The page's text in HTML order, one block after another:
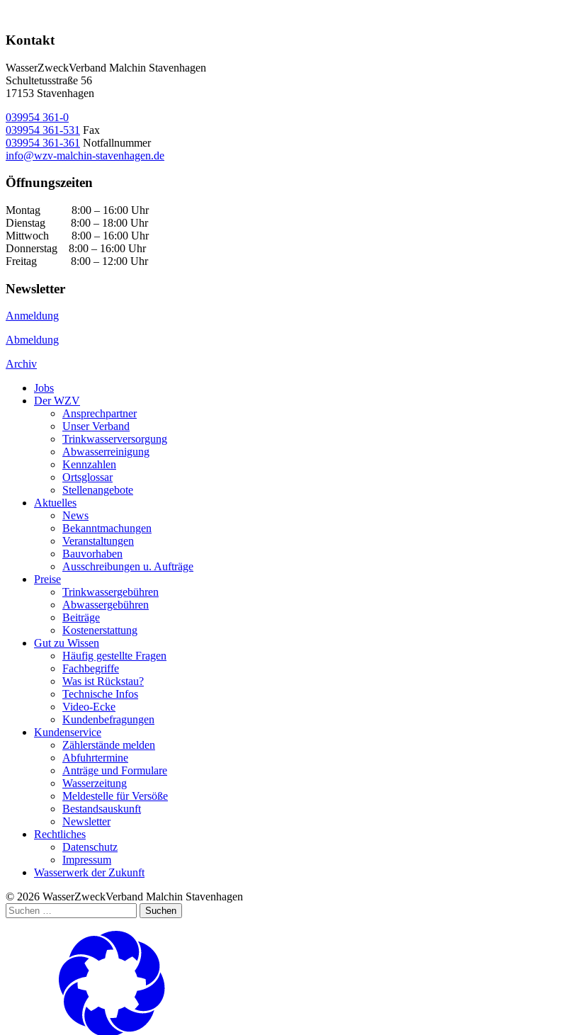
Kontakt
WasserZweckVerband­ Malchin Stavenhagen
Schultetusstraße 56
17153 Stavenhagen
039954 361-0
039954 361-531 Fax
039954 361-361 Notfallnummer
info@wzv-malchin-stavenhagen.de
Öffnungszeiten
Montag 8:00 – 16:00 Uhr
Dienstag 8:00 – 18:00 Uhr
Mittwoch 8:00 – 16:00 Uhr
Donnerstag 8:00 – 16:00 Uhr
Freitag 8:00 – 12:00 Uhr
Newsletter
Anmeldung
Abmeldung
Archiv
Jobs
Der WZV
Ansprechpartner
Unser Verband
Trinkwasser­versorgung
Abwasserreinigung
Kennzahlen
Ortsglossar
Stellenangebote
Aktuelles
News
Bekanntmachungen
Veranstaltungen
Bauvorhaben
Ausschreibungen u. Aufträge
Preise
Trinkwassergebühren
Abwassergebühren
Beiträge
Kostenerstattung
Gut zu Wissen
Häufig gestellte Fragen
Fachbegriffe
Was ist Rückstau?
Technische Infos
Video-Ecke
Kundenbefragungen
Kundenservice
Zählerstände melden
Abfuhrtermine
Anträge und Formulare
Wasserzeitung
Meldestelle für Versöße
Bestandsauskunft
Newsletter
Rechtliches
Datenschutz
Impressum
Wasserwerk der Zukunft
© 2026 WasserZweckVerband­ Malchin Stavenhagen